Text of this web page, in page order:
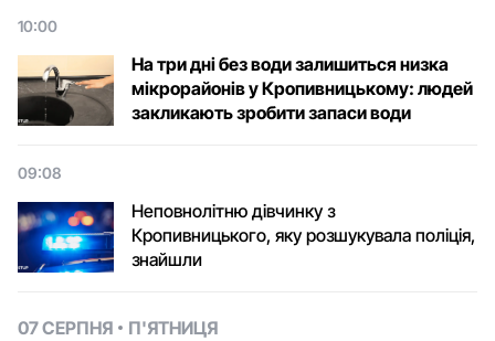
10:00
На три дні без води залишиться низка
мікрорайонів у Кропивницькому: людей
закликають зробити запаси води
09:08
Неповнолітню дівчинку з
Кропивницького, яку розшукувала поліція,
знайшли
07 СЕРПНЯ П'ЯТНИЦЯ